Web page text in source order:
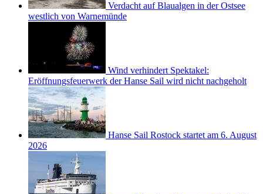
Verdacht auf Blaualgen in der Ostsee
westlich von Warnemünde
Wind verhindert Spektakel:
Eröffnungsfeuerwerk der Hanse Sail wird nicht nachgeholt
Hanse Sail Rostock startet am 6. August
2026